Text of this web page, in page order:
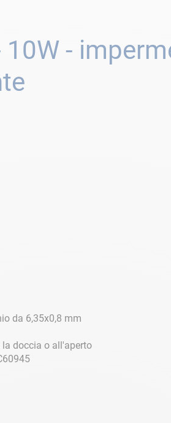
-
da 6,35x0,8 mm
doccia o all'aperto